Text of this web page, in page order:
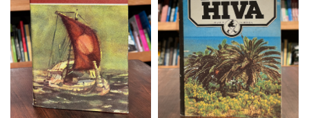
Ebatäiuslik minevik
Autor: Joan Collins
4,00 €
Eesti
Autor: Kalle
28,50